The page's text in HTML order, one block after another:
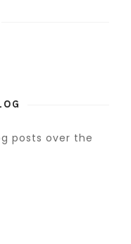
posts over the